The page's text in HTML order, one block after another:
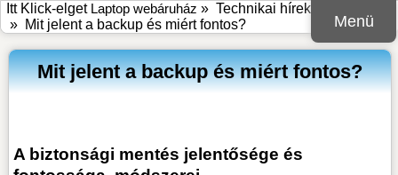
Menü
Itt Klick-elget Laptop webáruház » Technikai hírek, információk
» Mit jelent a backup és miért fontos?
Mit jelent a backup és miért fontos?
A biztonsági mentés jelentősége és